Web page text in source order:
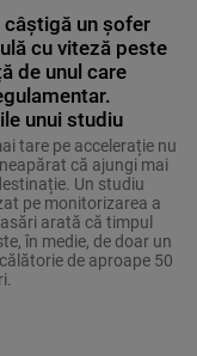
un șofer
cu viteză peste
de unul care
unui studiu
tare pe accelerație nu
că ajungi mai
Un studiu
pe monitorizarea a
arată că timpul
în medie, de doar un
de aproape 50